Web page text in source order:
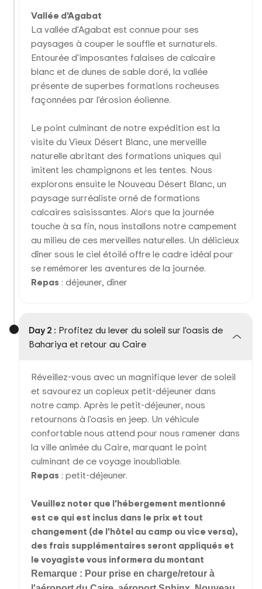
Vallée d'Agabat
La vallée d'Agabat est connue pour ses
paysages à couper le souffle et surnaturels.
Entourée d'imposantes falaises de calcaire
blanc et de dunes de sable doré, la vallée
présente de superbes formations rocheuses
façonnées par l'érosion éolienne.
Le point culminant de notre expédition est la
visite du Vieux Désert Blanc, une merveille
naturelle abritant des formations uniques qui
imitent les champignons et les tentes. Nous
explorons ensuite le Nouveau Désert Blanc, un
paysage surréaliste orné de formations
calcaires saisissantes. Alors que la journée
touche à sa fin, nous installons notre campement
au milieu de ces merveilles naturelles. Un délicieux
dîner sous le ciel étoilé offre le cadre idéal pour
se remémorer les aventures de la journée.
Repas : déjeuner, dîner
Day 2 : Profitez du lever du soleil sur l'oasis de
Bahariya et retour au Caire
Réveillez-vous avec un magnifique lever de soleil
et savourez un copieux petit-déjeuner dans
notre camp. Après le petit-déjeuner, nous
retournons à l'oasis en jeep. Un véhicule
confortable nous attend pour nous ramener dans
la ville animée du Caire, marquant le point
culminant de ce voyage inoubliable.
Repas : petit-déjeuner.
Veuillez noter que l'hébergement mentionné
est ce qui est inclus dans le prix et tout
changement (de l'hôtel au camp ou vice versa),
des frais supplémentaires seront appliqués et
le voyagiste vous informera du montant
Remarque : Pour prise en charge/retour à